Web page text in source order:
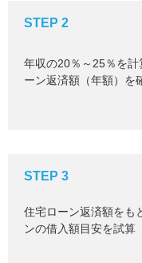
STEP 2
年収の20％～25％を
ーン返済額（年額）を
STEP 3
住宅ローン返済額をも
ンの借入額目安を試算